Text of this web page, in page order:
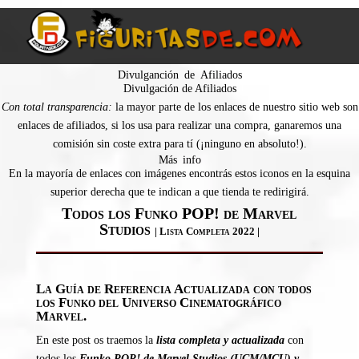
Divulganción de Afiliados
Divulgación de Afiliados
Con total transparencia: la mayor parte de los enlaces de nuestro sitio web son
enlaces de afiliados, si los usa para realizar una compra, ganaremos una
comisión sin coste extra para tí (¡ninguno en absoluto!).
Más info
En la mayoría de enlaces con imágenes encontrás estos iconos en la esquina
superior derecha que te indican a que tienda te redirigirá.
Todos los Funko POP! de Marvel
Studios | Lista Completa 2022 |
La Guía de Referencia Actualizada con todos
los Funko del Universo Cinematográfico
Marvel.
En este post os traemos la lista completa y actualizadacon